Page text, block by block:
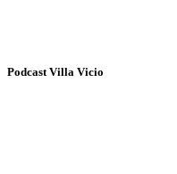
Podcast Villa Vicio